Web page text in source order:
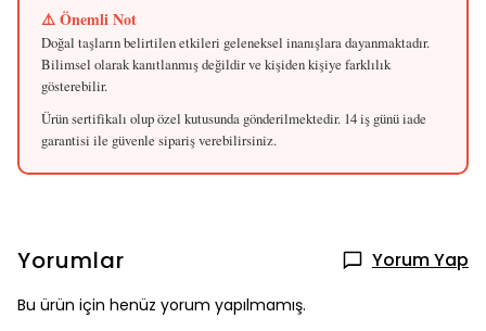
⚠️ Önemli Not
Doğal taşların belirtilen etkileri geleneksel inanışlara dayanmaktadır.
Bilimsel olarak kanıtlanmış değildir ve kişiden kişiye farklılık
gösterebilir.
Ürün sertifikalı olup özel kutusunda gönderilmektedir. 14 iş günü iade
garantisi ile güvenle sipariş verebilirsiniz.
Yorumlar Yorum Yap
Bu ürün için henüz yorum yapılmamış.